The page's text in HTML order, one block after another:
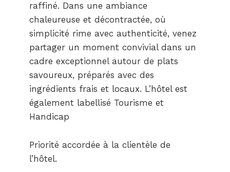
raffiné. Dans une ambiance
chaleureuse et décontractée, où
simplicité rime avec authenticité, venez
partager un moment convivial dans un
cadre exceptionnel autour de plats
savoureux, préparés avec des
ingrédients frais et locaux. L’hôtel est
également labellisé Tourisme et
Handicap
Priorité accordée à la clientèle de
l’hôtel.